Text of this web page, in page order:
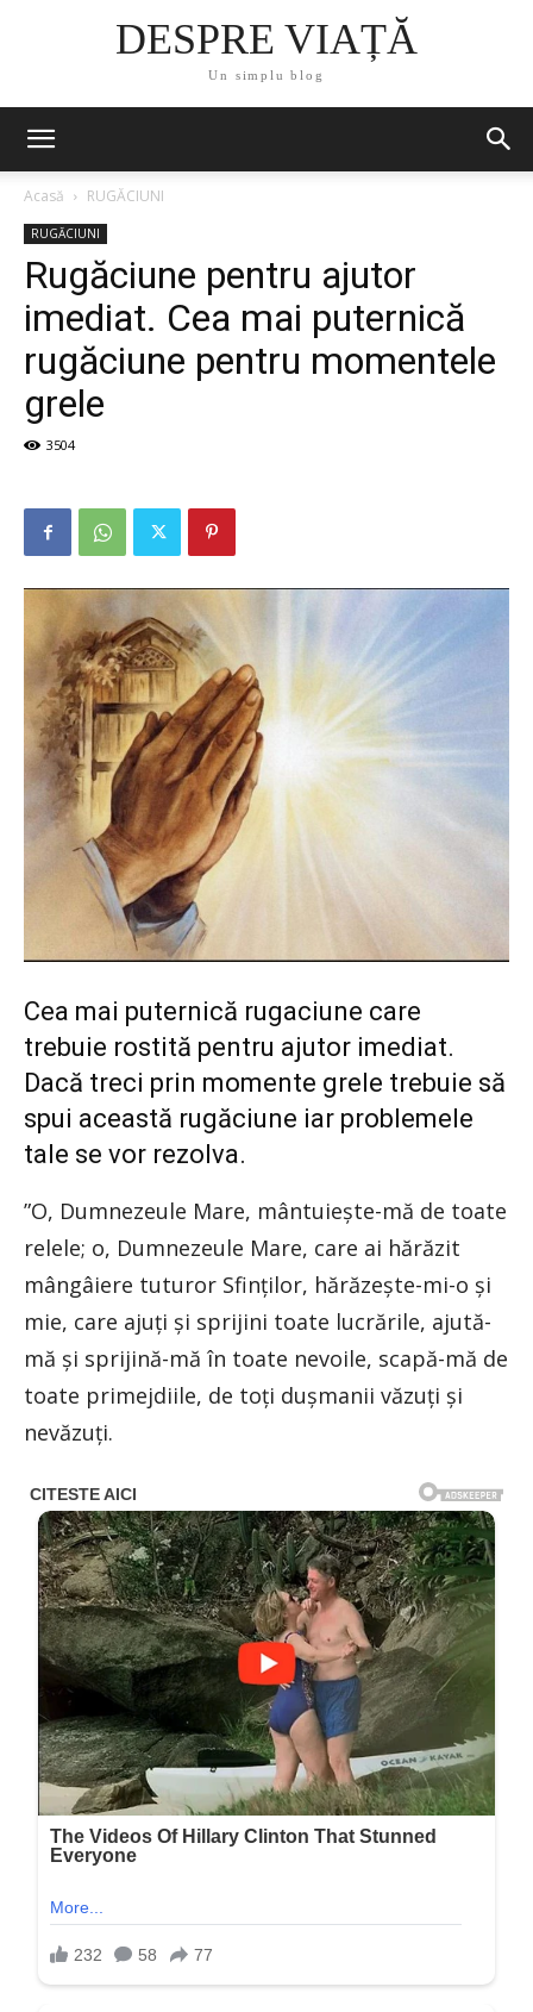
DESPRE VIAȚĂ
Un simplu blog
Acasă RUGĂCIUNI
RUGĂCIUNI
Rugăciune pentru ajutor
imediat. Cea mai puternică
rugăciune pentru momentele
grele
3504
Cea mai puternică rugaciune care
trebuie rostită pentru ajutor imediat.
Dacă treci prin momente grele trebuie să
spui această rugăciune iar problemele
tale se vor rezolva.
”O, Dumnezeule Mare, mântuieşte-mă de toate
relele; o, Dumnezeule Mare, care ai hărăzit
mângâiere tuturor Sfinţilor, hărăzeşte-mi-o şi
mie, care ajuţi şi sprijini toate lucrările, ajută-
mă şi sprijină-mă în toate nevoile, scapă-mă de
toate primejdiile, de toţi duşmanii văzuţi şi
nevăzuţi.